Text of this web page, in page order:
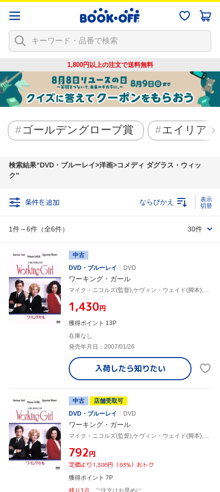
1,800円以上の注文で送料無料
ゴールデングローブ賞 エイリアン
検索結果 DVD・ブルーレイ>洋画>コメディ ダグラス・ウィッ
ク
条件を追加
1件～6件（全6件）
ならびかえ
30件
中古
DVD・ブルーレイ
DVD
ワーキング・ガール
¥1,430円
獲得ポイント 13P
在庫なし
発売年月日：2007/01/26
入荷したら知りたい
中古
店舗受取可
DVD・ブルーレイ
DVD
ワーキング・ガール
¥792円
定価より1,386円（63%）おトク
獲得ポイント 7P
残り1点
ご注文はお早めに